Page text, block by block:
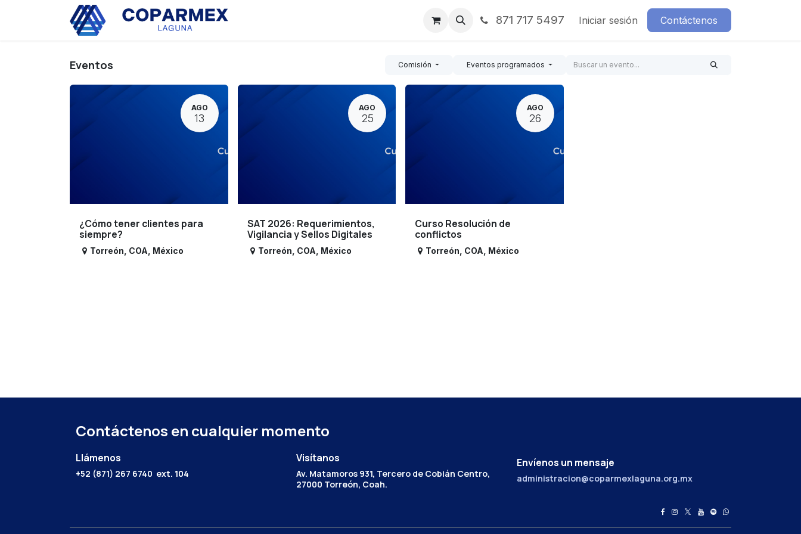
Noticias Contáctenos871 717 5497 Iniciar sesión Contáctenos
Eventos Comisión Eventos programados
AGO
13
¿Cómo tener clientes para
siempre?
Torreón COA México
AGO
25
SAT 2026: Requerimientos,
Vigilancia y Sellos Digitales
Torreón COA México
AGO
26
Curso Resolución de
conflictos
Torreón COA México
Contáctenos en cualquier momento
Llámenos
+52 (871) 267 6740 ext. 104
Envíenos un mensaje
administracion@coparmexlaguna.org.mx
Visítanos
Av. Matamoros 931, Tercero de Cobián Centro,
27000 Torreón, Coah.